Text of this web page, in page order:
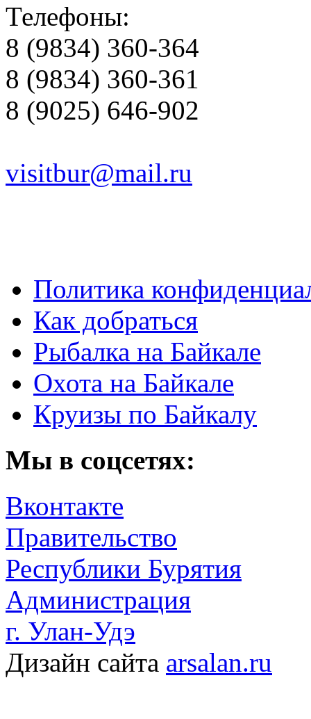
Телефоны:
8 (9834) 360-364
8 (9834) 360-361
8 (9025) 646-902
visitbur@mail.ru
Политика
Как добраться
Рыбалка на Байкале
Охота на Байкале
Круизы по Байкалу
Мы в соцсетях:
Вконтакте
Правительство
Республики Бурятия
Администрация
г. Улан-Удэ
Дизайн сайта arsalan.ru